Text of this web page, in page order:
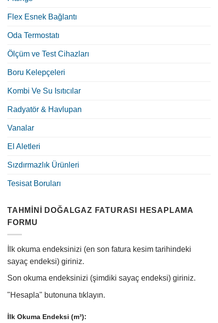
Flex Esnek Bağlantı
Oda Termostatı
Ölçüm ve Test Cihazları
Boru Kelepçeleri
Kombi Ve Su Isıtıcılar
Radyatör & Havlupan
Vanalar
El Aletleri
Sızdırmazlık Ürünleri
Tesisat Boruları
TAHMINI DOĞALGAZ FATURASI HESAPLAMA
FORMU
İlk okuma endeksinizi (en son fatura kesim tarihindeki
sayaç endeksi) giriniz.
Son okuma endeksinizi (şimdiki sayaç endeksi) giriniz.
"Hesapla" butonuna tıklayın.
İlk Okuma Endeksi (m³):